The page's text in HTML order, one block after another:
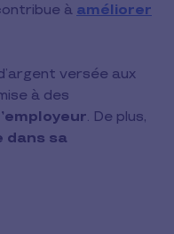
à améliorer
versée aux
à des
. De plus,
dans sa